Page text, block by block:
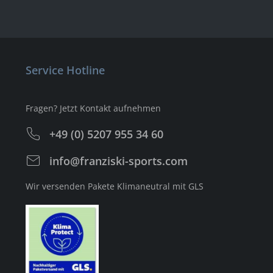
Service Hotline
Fragen? Jetzt Kontakt aufnehmen
+49 (0) 5207 955 34 60
info@franziski-sports.com
Wir versenden Pakete Klimaneutral mit GLS